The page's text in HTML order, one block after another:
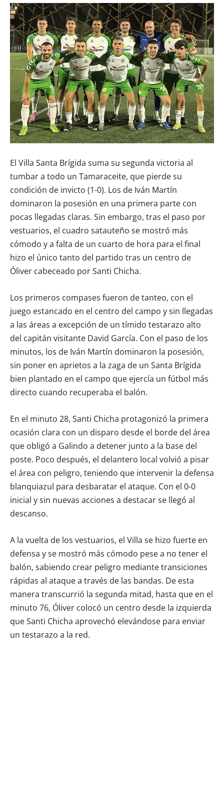
El Villa Santa Brígida suma su segunda victoria al
tumbar a todo un Tamaraceite, que pierde su
condición de invicto (1-0). Los de Iván Martín
dominaron la posesión en una primera parte con
pocas llegadas claras. Sin embargo, tras el paso por
vestuarios, el cuadro satauteño se mostró más
cómodo y a falta de un cuarto de hora para el final
hizo el único tanto del partido tras un centro de
Óliver cabeceado por Santi Chicha.
Los primeros compases fueron de tanteo, con el
juego estancado en el centro del campo y sin llegadas
a las áreas a excepción de un tímido testarazo alto
del capitán visitante David García. Con el paso de los
minutos, los de Iván Martín dominaron la posesión,
sin poner en aprietos a la zaga de un Santa Brígida
bien plantado en el campo que ejercía un fútbol más
directo cuando recuperaba el balón.
En el minuto 28, Santi Chicha protagonizó la primera
ocasión clara con un disparo desde el borde del área
que obligó a Galindo a detener junto a la base del
poste. Poco después, el delantero local volvió a pisar
el área con peligro, teniendo que intervenir la defensa
blanquiazul para desbaratar el ataque. Con el 0-0
inicial y sin nuevas acciones a destacar se llegó al
descanso.
A la vuelta de los vestuarios, el Villa se hizo fuerte en
defensa y se mostró más cómodo pese a no tener el
balón, sabiendo crear peligro mediante transiciones
rápidas al ataque a través de las bandas. De esta
manera transcurrió la segunda mitad, hasta que en el
minuto 76, Óliver colocó un centro desde la izquierda
que Santi Chicha aprovechó elevándose para enviar
un testarazo a la red.